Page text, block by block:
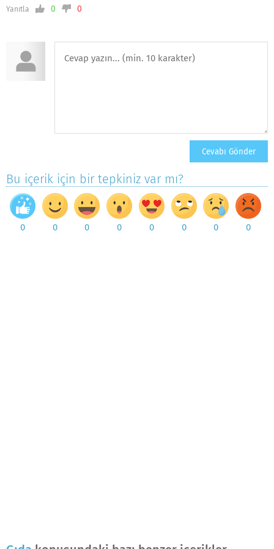
Yanıtla 0 0
Bu içerik için bir tepkiniz var mı?
0 0 0 0 0 0 0 0